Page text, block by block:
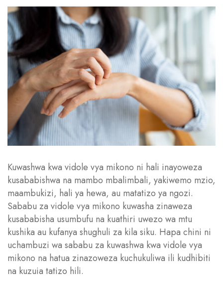
Kuwashwa kwa vidole vya mikono ni hali inayoweza
kusababishwa na mambo mbalimbali, yakiwemo mzio,
maambukizi, hali ya hewa, au matatizo ya ngozi.
Sababu za vidole vya mikono kuwasha zinaweza
kusababisha usumbufu na kuathiri uwezo wa mtu
kushika au kufanya shughuli za kila siku. Hapa chini ni
uchambuzi wa sababu za kuwashwa kwa vidole vya
mikono na hatua zinazoweza kuchukuliwa ili kudhibiti
na kuzuia tatizo hili.